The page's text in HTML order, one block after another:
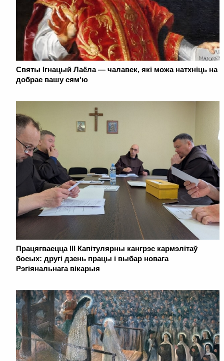
Святы Ігнацый Лаёла — чалавек, які можа натхніць на
добрае вашу сям'ю
Працягваецца III Капітулярны кангрэс кармэлітаў
босых: другі дзень працы і выбар новага
Рэгіянальнага вікарыя